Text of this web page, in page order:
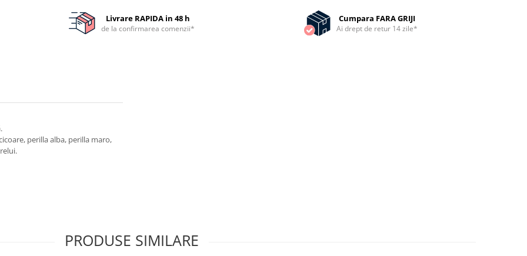
Livrare RAPIDA in 48 h
de la confirmarea comenzii*
Cumpara FARA GRIJI
Ai drept de retur 14 zile*
perilla alba, perilla maro,
PRODUSE SIMILARE